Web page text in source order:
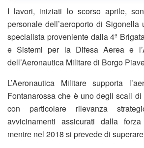
I lavori, iniziati lo scorso aprile,
personale dell’aeroporto di Sigonella
specialista proveniente dalla 4ª
e Sistemi per la Difesa Aerea e
dell’Aeronautica Militare di Borgo
L’Aeronautica Militare supporta
Fontanarossa che è uno degli scali
con particolare rilevanza
avvicinamenti assicurati dalla
mentre nel 2018 si prevede di